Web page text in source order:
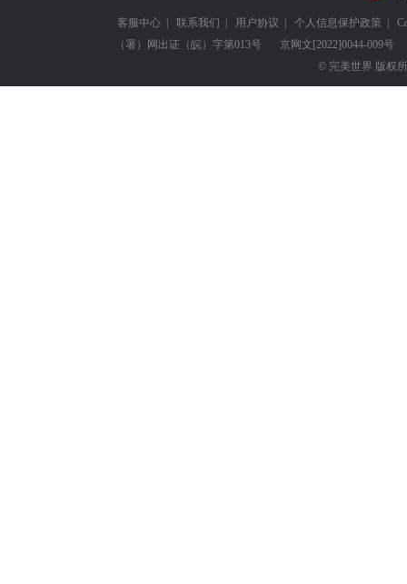
客服中心 | 联系我们 | 用户协议 | 个人信息保护政策 |
（署）网出证（皖）字第013号
京网文[2022]0044-009号
© 完美世界 版权所